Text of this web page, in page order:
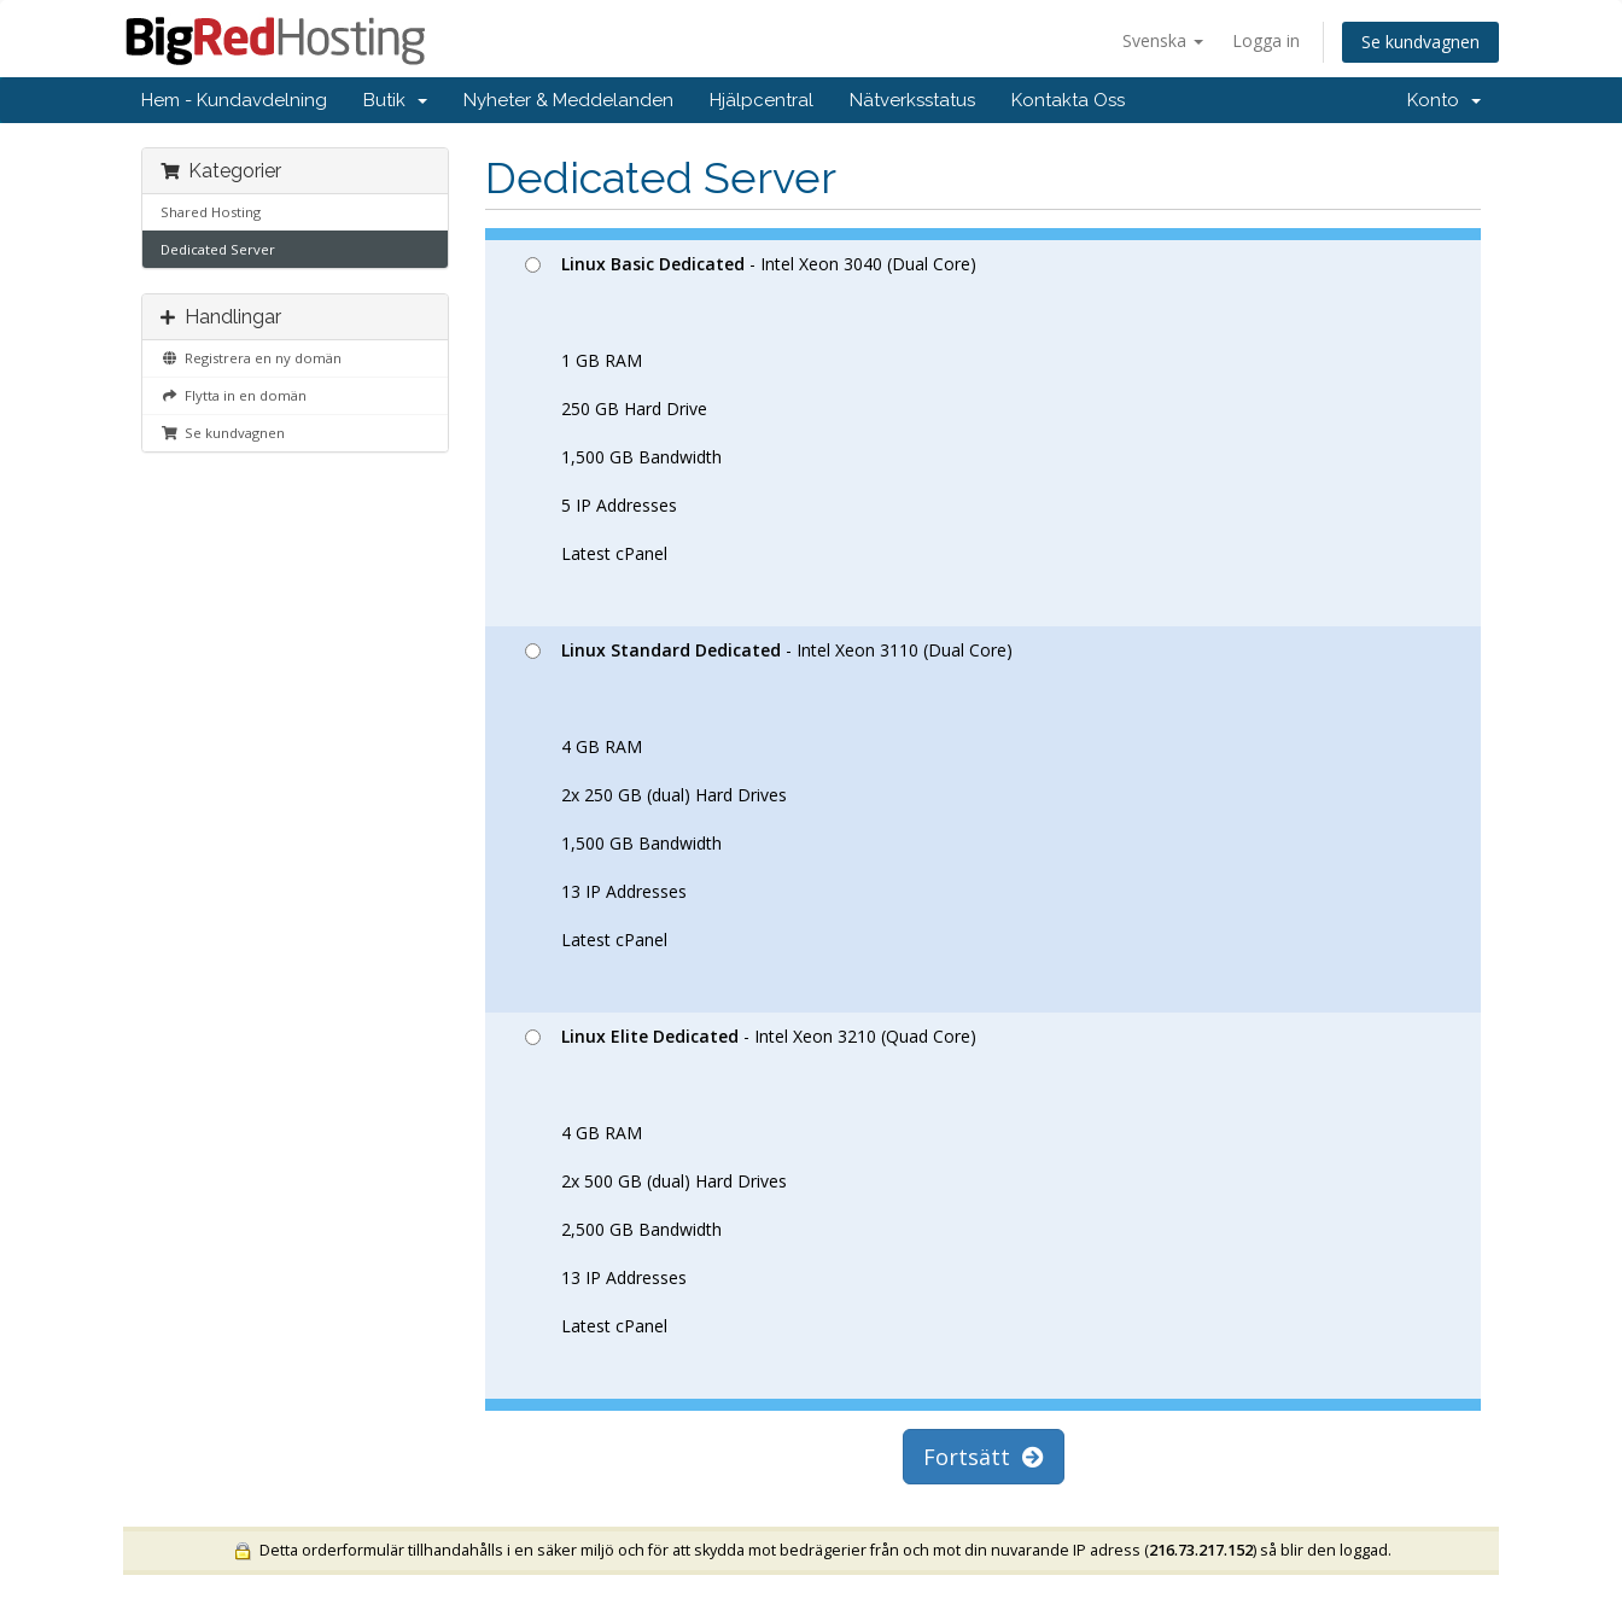
Svenska Logga in Se kundvagnen
Hem - Kundavdelning Butik Nyheter & Meddelanden Hjälpcentral Nätverksstatus Kontakta Oss Konto
Dedicated Server
Kategorier
Shared Hosting
Dedicated Server
Handlingar
Registrera en ny domän
Flytta in en domän
Se kundvagnen
Linux Basic Dedicated - Intel Xeon 3040 (Dual Core)
1 GB RAM
250 GB Hard Drive
1,500 GB Bandwidth
5 IP Addresses
Latest cPanel
Linux Standard Dedicated - Intel Xeon 3110 (Dual Core)
4 GB RAM
2x 250 GB (dual) Hard Drives
1,500 GB Bandwidth
13 IP Addresses
Latest cPanel
Linux Elite Dedicated - Intel Xeon 3210 (Quad Core)
4 GB RAM
2x 500 GB (dual) Hard Drives
2,500 GB Bandwidth
13 IP Addresses
Latest cPanel
Fortsätt
Detta orderformulär tillhandahålls i en säker miljö och för att skydda mot bedrägerier från och mot din nuvarande IP adress (216.73.217.152) så blir den loggad.